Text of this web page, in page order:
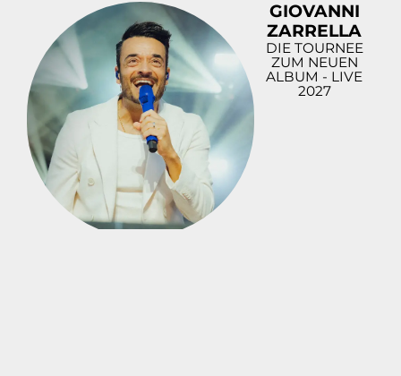
GIOVANNI
ZARRELLA
DIE TOURNEE
ZUM NEUEN
ALBUM - LIVE
2027